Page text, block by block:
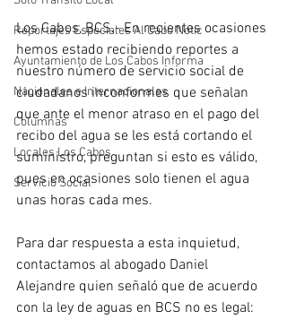
Reportajes Especiales Al Cabo Notic
Ayuntamiento de Los Cabos Informa
Nacionales e Internacionales
Columnas
Locales Los Cabos
Servicio Social
Los Cabos, BCS.- En recientes ocasiones
hemos estado recibiendo reportes a
nuestro número de servicio social de
ciudadanos inconformes que señalan
que ante el menor atraso en el pago del
recibo del agua se les está cortando el
suministro, preguntan si esto es válido,
pues en ocasiones solo tienen el agua
unas horas cada mes.
Para dar respuesta a esta inquietud,
contactamos al abogado Daniel
Alejandre quien señaló que de acuerdo
con la ley de aguas en BCS no es legal: